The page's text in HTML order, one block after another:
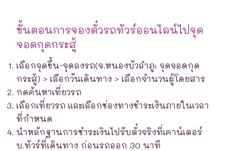
ขั้นตอนการจองตั๋วรถทัวร์ออนไลน์ไปจุด
จอดกุดกระสู้
เลือกจุดขึ้น-จุดลงรถ(จ.หนองบัวลำภู: จุดจอดกุด
กระสู้) > เลือกวันเดินทาง > เลือกจำนวนผู้โดยสาร
กดค้นหาเที่ยวรถ
เลือกเที่ยวรถ และเลือกช่องทางชำระเงินภายในเวลา
ที่กำหนด
นำหลักฐานการชำระเงินไปรับตั๋วจริงที่เคาน์เตอร์
บ.ทัวร์ที่เดินทาง ก่อนรถออก 30 นาที